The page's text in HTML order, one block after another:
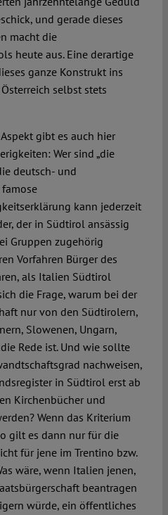
und gerade dieses
macht die
heute aus. Eine derartige
ganze Konstrukt ins
selbst stets
gibt es auch hier
Wer sind „die
deutsch- und
kann jederzeit
der in Südtirol ansässig
Gruppen zugehörig
Vorfahren Bürger des
als Italien Südtirol
die Frage, warum bei der
nur von den Südtirolern,
Slowenen, Ungarn,
Rede ist. Und wie sollte
nachweisen,
in Südtirol erst ab
Kirchenbücher und
Wenn das Kriterium
gilt es dann nur für die
für jene im Trentino bzw.
wäre, wenn Italien jenen,
beantragen
würde, ein öffentliches